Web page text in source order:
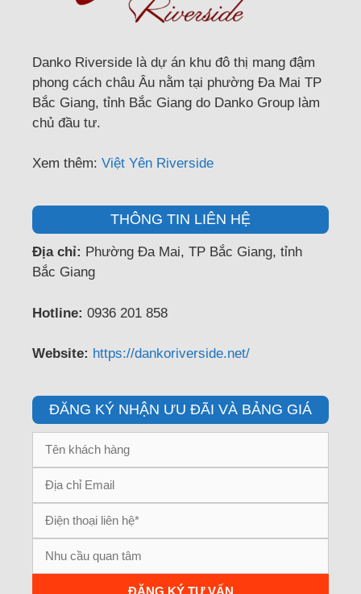
Danko Riverside là dự án khu đô thị mang đậm
phong cách châu Âu nằm tại phường Đa Mai TP
Bắc Giang, tỉnh Bắc Giang do Danko Group làm
chủ đầu tư.
Xem thêm: Việt Yên Riverside
THÔNG TIN LIÊN HỆ
Địa chỉ: Phường Đa Mai, TP Bắc Giang, tỉnh
Bắc Giang
Hotline: 0936 201 858
Website: https://dankoriverside.net/
ĐĂNG KÝ NHẬN ƯU ĐÃI VÀ BẢNG GIÁ